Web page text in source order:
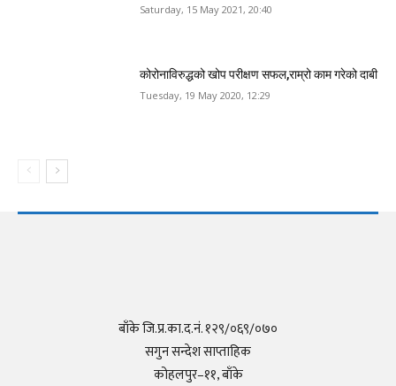
Saturday, 15 May 2021, 20:40
कोरोनाविरुद्धको खोप परीक्षण सफल,राम्रो काम गरेको दाबी
Tuesday, 19 May 2020, 12:29
बाँके जि.प्र.का.द.नं. १२९/०६९/०७०
सगुन सन्देश साप्ताहिक
कोहलपुर–११, बाँके